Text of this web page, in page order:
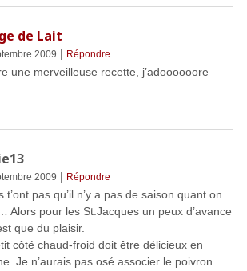
de Lait
2009 | Répondre
une merveilleuse recette, j’adoooooore
2009 | Répondre
t’ont pas qu’il n’y a pas de saison quant on
Alors pour les St.Jacques un peux d’avance
que du plaisir.
côté chaud-froid doit être délicieux en
Je n’aurais pas osé associer le poivron